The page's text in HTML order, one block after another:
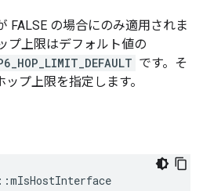
FALSE の場合にのみ適用されま
プ上限はデフォルト値の
です。そ
プ上限を指定します。
::mIsHostInterface